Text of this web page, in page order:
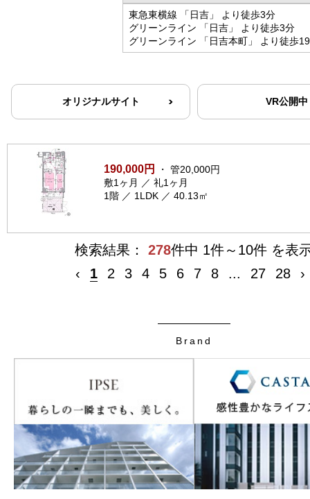
東急東横線 「日吉」 より徒歩3分
グリーンライン 「日吉」 より徒歩3分
グリーンライン 「日吉本町」 より徒歩
オリジナルサイト VR公開中
190,000円
・ 管20,000円
敷1ヶ月 ／ 礼1ヶ月
1階 ／ 1LDK ／ 40.13㎡
検索結果： 278件中 1件～10件 を表
‹
1 2 3 4 5 6 7 8 ... 27 28 ›
Brand